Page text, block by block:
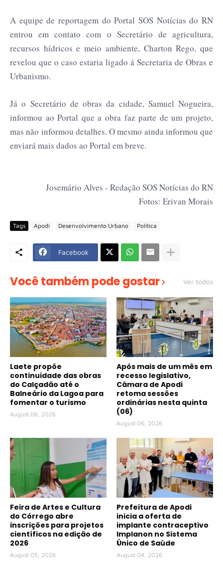
A equipe de reportagem do Portal SOS Notícias do RN
entrou em contato com o Secretário de agricultura,
recursos hídricos e meio ambiente, Charton Rego, que
revelou que o caso estaria ligado á Secretaria de Obras e
Urbanismo.
Já o Secretário de obras da cidade, Samuel Nogueira,
informou ao Portal que a obra faz parte de um projeto,
mas não informou detalhes. O mesmo ainda informou que
enviará mais dados ao Portal em breve.
Josemário Alves - Redação SOS Notícias do RN
Fotos: Erivan Morais
Tags Apodi Desenvolvimento Urbano Política
Facebook
Você também pode gostar Ver todos
Laete propõe
continuidade das obras
do Calçadão até o
Balneário da Lagoa para
fomentar o turismo
August 06, 2026
Após mais de um mês em
recesso legislativo,
Câmara de Apodi
retoma sessões
ordinárias nesta quinta
(06)
August 06, 2026
Feira de Artes e Cultura
do Córrego abre
inscrições para projetos
científicos na edição de
2026
August 05, 2026
Prefeitura de Apodi
inicia a oferta de
implante contraceptivo
Implanon no Sistema
Único de Saúde
August 04, 2026